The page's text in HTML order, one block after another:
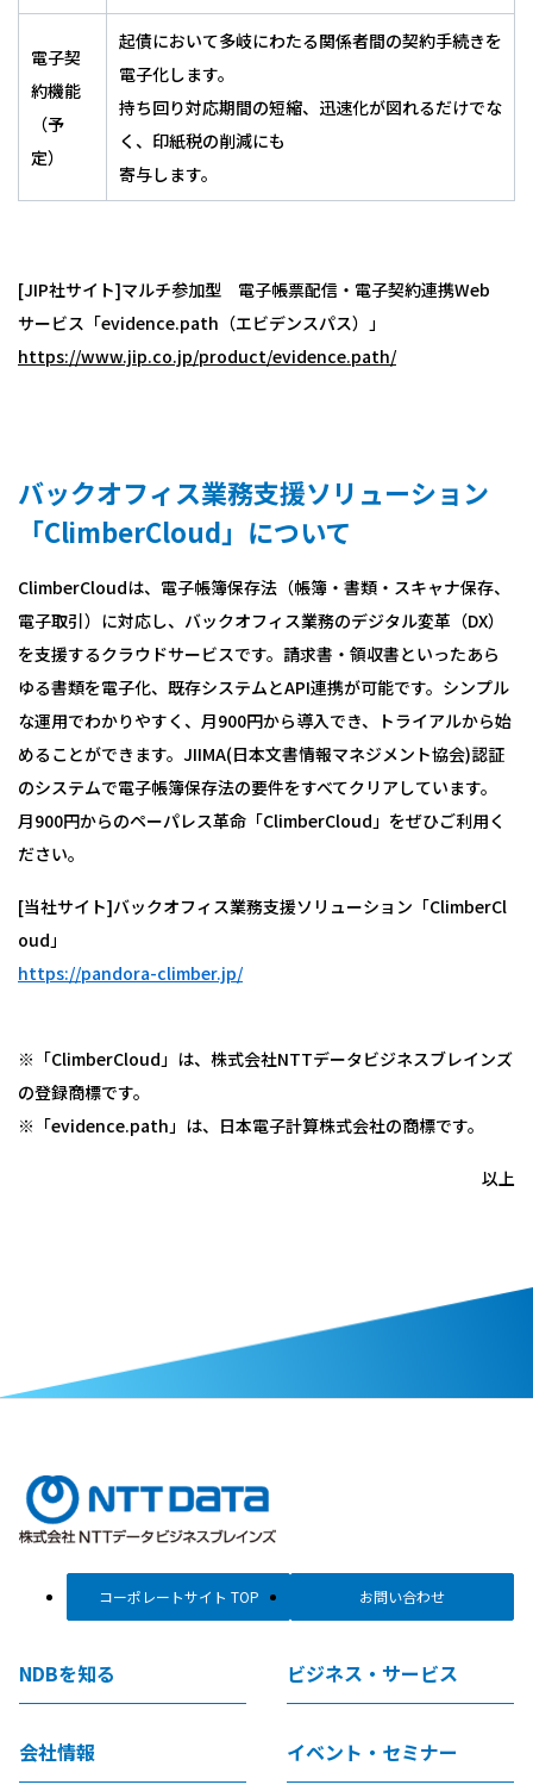
電子契
約機能
（予
定）
起債において多岐にわたる関係者間の契約手続きを
電子化します。
持ち回り対応期間の短縮、迅速化が図れるだけでな
く、印紙税の削減にも
寄与します。
[JIP社サイト]マルチ参加型 電子帳票配信・電子契約連携Web
サービス「evidence.path（エビデンスパス）」
https://www.jip.co.jp/product/evidence.path/
バックオフィス業務支援ソリューション
「ClimberCloud」について
ClimberCloudは、電子帳簿保存法（帳簿・書類・スキャナ保存、
電子取引）に対応し、バックオフィス業務のデジタル変革（DX）
を支援するクラウドサービスです。請求書・領収書といったあら
ゆる書類を電子化、既存システムとAPI連携が可能です。シンプル
な運用でわかりやすく、月900円から導入でき、トライアルから始
めることができます。JIIMA(日本文書情報マネジメント協会)認証
のシステムで電子帳簿保存法の要件をすべてクリアしています。
月900円からのペーパレス革命「ClimberCloud」をぜひご利用く
ださい。
[当社サイト]バックオフィス業務支援ソリューション「ClimberCl
oud」
https://pandora-climber.jp/
※「ClimberCloud」は、株式会社NTTデータビジネスブレインズ
の登録商標です。
※「evidence.path」は、日本電子計算株式会社の商標です。
以上
コーポレートサイト TOP お問い合わせ
NDBを知る ビジネス・サービス
会社情報 イベント・セミナー